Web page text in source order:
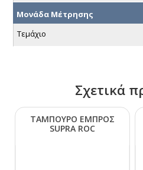
Μονάδα Μέτρησης
Τεμάχιο
Σχετικά
ΤΑΜΠΟΥΡΟ ΕΜΠΡΟΣ
SUΡRΑ RΟC